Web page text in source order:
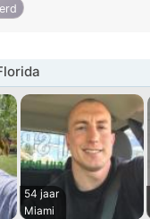
54 jaar
Miami